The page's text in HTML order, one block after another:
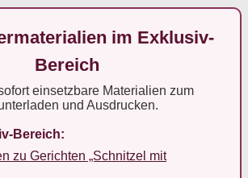
im Exklusiv-
Bereich
einsetzbare Materialien zum
und Ausdrucken.
Bereich:
zu Gerichten „Schnitzel mit